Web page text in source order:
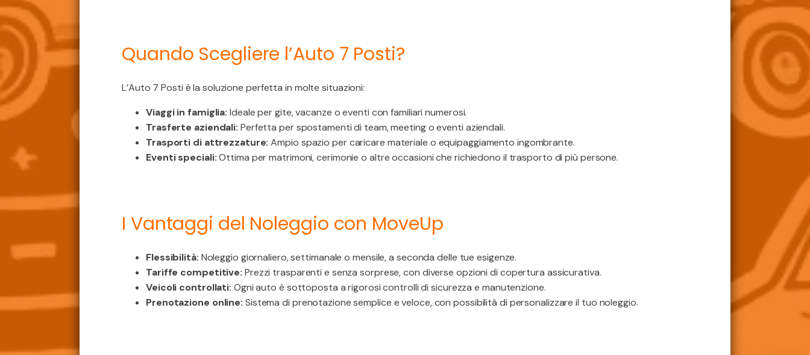
Quando Scegliere l’Auto 7 Posti?
L’Auto 7 Posti è la soluzione perfetta in molte situazioni:
Viaggi in famiglia: Ideale per gite, vacanze o eventi con familiari numerosi.
Trasferte aziendali: Perfetta per spostamenti di team, meeting o eventi aziendali.
Trasporti di attrezzature: Ampio spazio per caricare materiale o equipaggiamento ingombrante.
Eventi speciali:Ottima per matrimoni, cerimonie o altre occasioni che richiedono il trasporto di più persone.
I Vantaggi del Noleggio con MoveUp
Flessibilità: Noleggio giornaliero, settimanale o mensile, a seconda delle tue esigenze.
Tariffe competitive: Prezzi trasparenti e senza sorprese, con diverse opzioni di copertura assicurativa.
Veicoli controllati: Ogni auto è sottoposta a rigorosi controlli di sicurezza e manutenzione.
Prenotazione online: Sistema di prenotazione semplice e veloce, con possibilità di personalizzare il tuo noleggio.